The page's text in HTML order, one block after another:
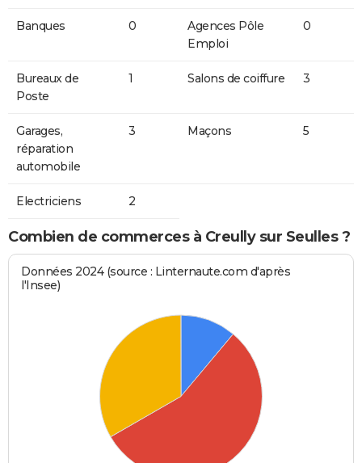
Banques 0
Agences Pôle
Emploi
0
Bureaux de
Poste
1 Salons de coiffure 3
Garages,
réparation
automobile
3 Maçons 5
Electriciens 2
Combien de commerces à Creully sur Seulles ?
Données 2024 (source : Linternaute.com d'après
l'Insee)